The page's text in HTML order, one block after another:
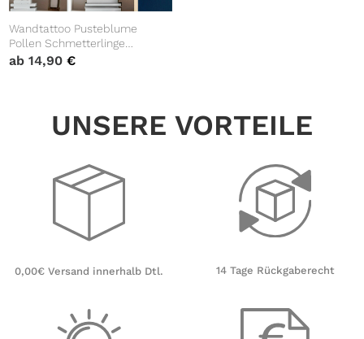
Wandtattoo Pusteblume
Pollen Schmetterlinge
Dekoration Aufkleber
ab14,90€
UNSERE VORTEILE
0,00€ Versand innerhalb Dtl. 14 Tage Rückgaberecht